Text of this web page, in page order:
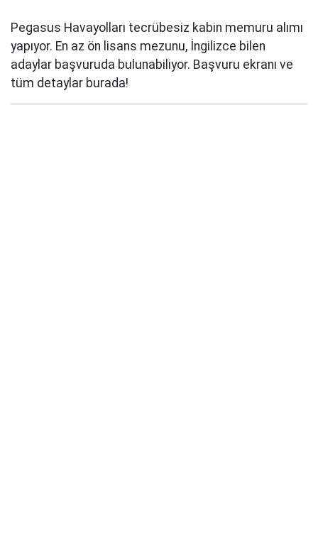
Pegasus Havayolları tecrübesiz kabin memuru alımı
yapıyor. En az ön lisans mezunu, İngilizce bilen
adaylar başvuruda bulunabiliyor. Başvuru ekranı ve
tüm detaylar burada!